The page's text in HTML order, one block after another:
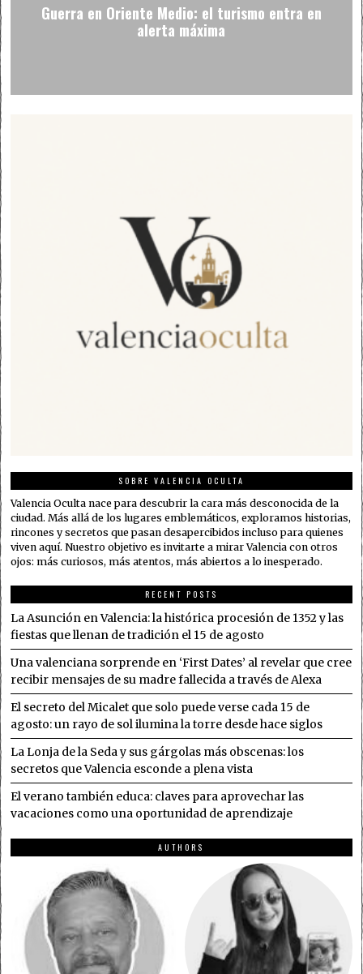
Guerra en Oriente Medio: el turismo entra en
alerta máxima
SOBRE VALENCIA OCULTA
Valencia Oculta nace para descubrir la cara más desconocida de la
ciudad. Más allá de los lugares emblemáticos, exploramos historias,
rincones y secretos que pasan desapercibidos incluso para quienes
viven aquí. Nuestro objetivo es invitarte a mirar Valencia con otros
ojos: más curiosos, más atentos, más abiertos a lo inesperado.
RECENT POSTS
La Asunción en Valencia: la histórica procesión de 1352 y las
fiestas que llenan de tradición el 15 de agosto
Una valenciana sorprende en ‘First Dates’ al revelar que cree
recibir mensajes de su madre fallecida a través de Alexa
El secreto del Micalet que solo puede verse cada 15 de
agosto: un rayo de sol ilumina la torre desde hace siglos
La Lonja de la Seda y sus gárgolas más obscenas: los
secretos que Valencia esconde a plena vista
El verano también educa: claves para aprovechar las
vacaciones como una oportunidad de aprendizaje
AUTHORS